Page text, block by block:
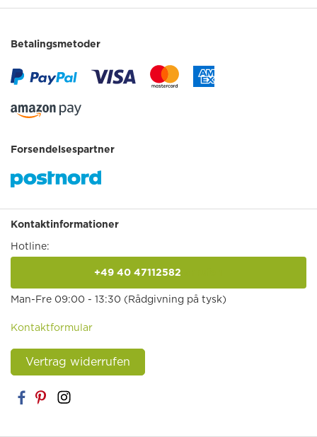
Betalingsmetoder
Forsendelsespartner
Kontaktinformationer
Hotline:
+49 40 47112582
Man-Fre 09:00 - 13:30 (Rådgivning på tysk)
Kontaktformular
Vertrag widerrufen